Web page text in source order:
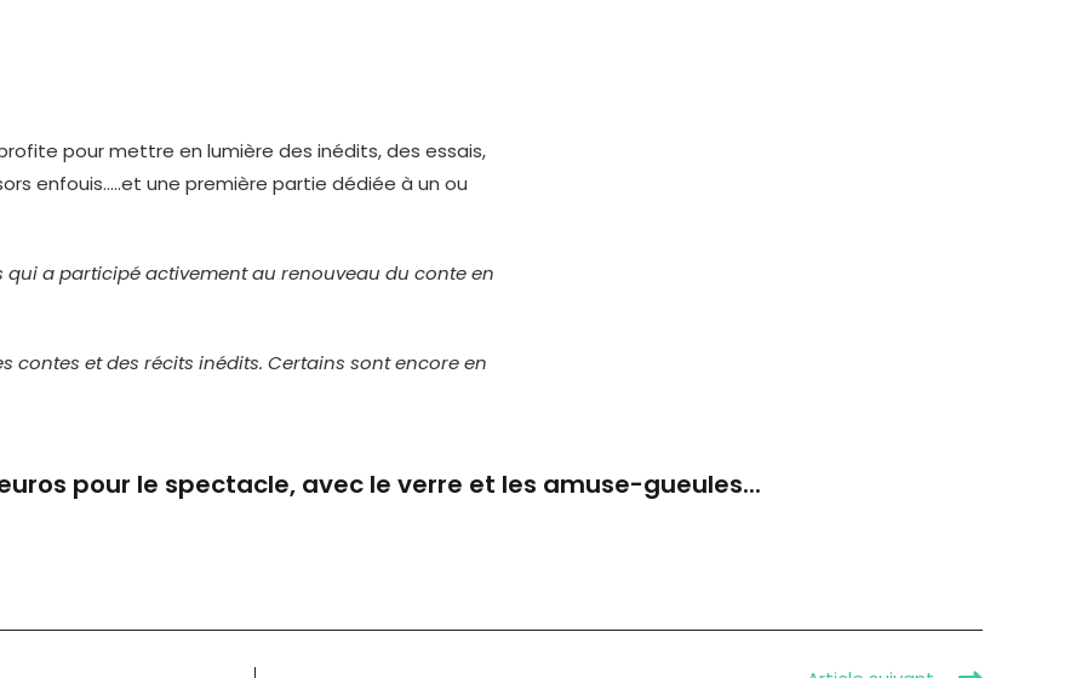
pour mettre en lumière des inédits, des essais,
enfouis…..et une première partie dédiée à un ou
a participé activement au renouveau du conte en
contes et des récits inédits. Certains sont encore en
pour le spectacle, avec le verre et les amuse-gueules...